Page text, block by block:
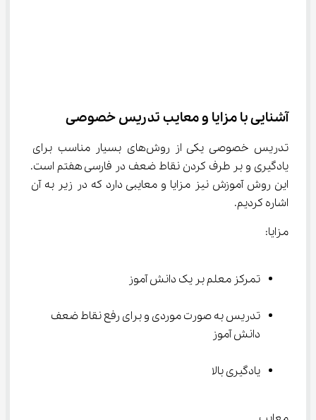
آشنایی با مزایا و معایب تدریس خصوصی
تدریس خصوصی یکی از روش‌های بسیار مناسب برای
یادگیری و بر طرف کردن نقاط ضعف در فارسی هفتم است.
این روش آموزش نیز مزایا و معایبی دارد که در زیر به آن
اشاره کردیم.
مزایا:
تمرکز معلم بر یک دانش آموز
تدریس به صورت موردی و برای رفع نقاط ضعف
دانش آموز
یادگیری بالا